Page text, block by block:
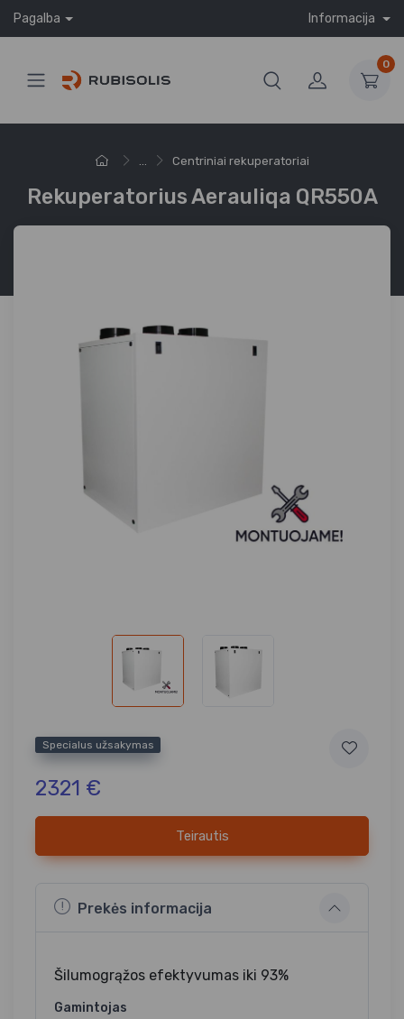
Pagalba Informacija
0
... Centriniai rekuperatoriai
Rekuperatorius Aerauliqa QR550A
Specialus užsakymas
2321 €
Teirautis
Prekės informacija
Šilumogrąžos efektyvumas iki 93%
Gamintojas